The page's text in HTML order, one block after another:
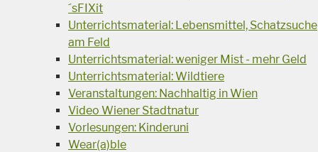
´sFIXit
Unterrichtsmaterial: Lebensmittel, Schatzsuche
am Feld
Unterrichtsmaterial: weniger Mist - mehr Geld
Unterrichtsmaterial: Wildtiere
Veranstaltungen: Nachhaltig in Wien
Video Wiener Stadtnatur
Vorlesungen: Kinderuni
Wear(a)ble